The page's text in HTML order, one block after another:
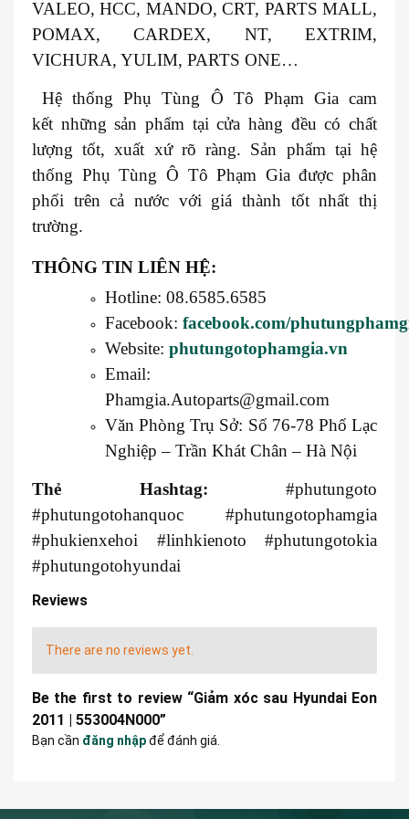
VALEO, HCC, MANDO, CRT, PARTS MALL,
POMAX, CARDEX, NT, EXTRIM,
VICHURA, YULIM, PARTS ONE…
Hệ thống Phụ Tùng Ô Tô Phạm Gia cam
kết những sản phẩm tại cửa hàng đều có chất
lượng tốt, xuất xứ rõ ràng. Sản phẩm tại hệ
thống Phụ Tùng Ô Tô Phạm Gia được phân
phối trên cả nước với giá thành tốt nhất thị
trường.
THÔNG TIN LIÊN HỆ:
Hotline: 08.6585.6585
Facebook: facebook.com/
Website: phutungotophamgia.vn
Email:
Phamgia.Autoparts@gmail.com
Văn Phòng Trụ Sở: Số 76-78 Phố Lạc
Nghiệp – Trần Khát Chân – Hà Nội
Thẻ Hashtag: #phutungoto
#phutungotohanquoc #phutungotophamgia
#phukienxehoi #linhkienoto #phutungotokia
#phutungotohyundai
Reviews
There are no reviews yet.
Be the first to review “Giảm xóc sau Hyundai Eon
2011 | 553004N000”
Bạn cần đăng nhậpđể đánh giá.